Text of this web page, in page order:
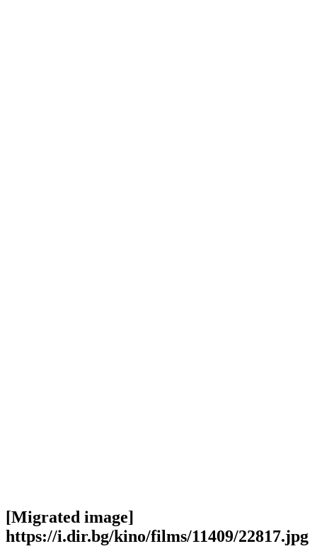
[Migrated image]
https://i.dir.bg/kino/films/11409/22817.jpg